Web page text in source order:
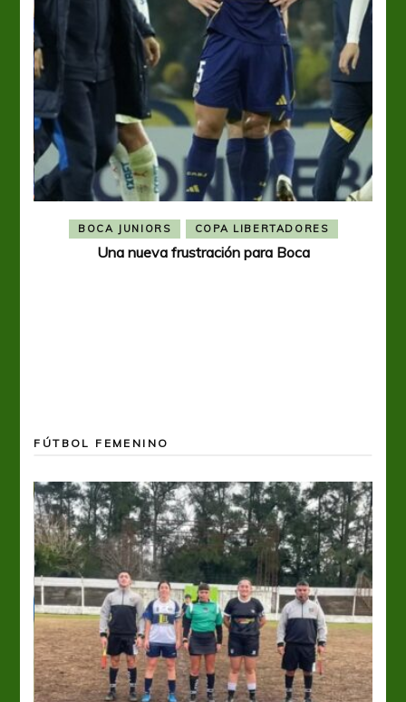
BOCA JUNIORS COPA LIBERTADORES
Una nueva frustración para Boca
FÚTBOL FEMENINO